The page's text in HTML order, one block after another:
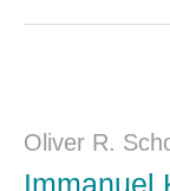
Oliver R.
Immanuel